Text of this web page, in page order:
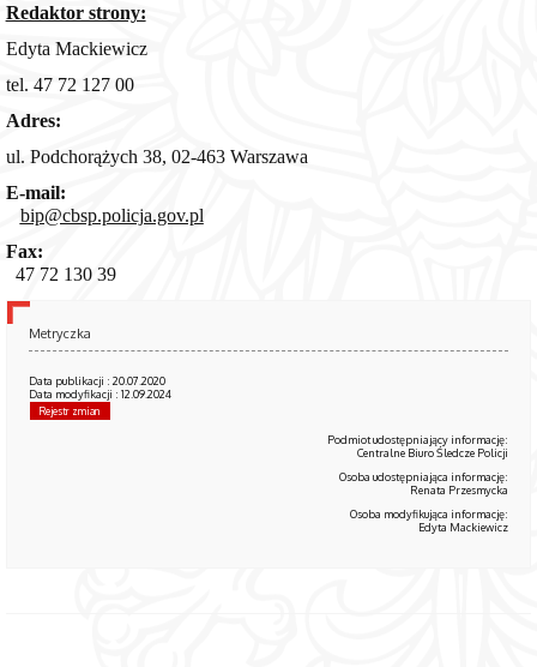
Redaktor strony:
Edyta Mackiewicz
tel. 47 72 127 00
Adres:
ul. Podchorążych 38, 02-463 Warszawa
E-mail:
bip@cbsp.policja.gov.pl
Fax:
47 72 130 39
Metryczka
Data publikacji : 20.07.2020
Data modyfikacji : 12.09.2024
Rejestr zmian
Podmiot udostępniający informację:
Centralne Biuro Śledcze Policji
Osoba udostępniająca informację:
Renata Przesmycka
Osoba modyfikująca informację:
Edyta Mackiewicz